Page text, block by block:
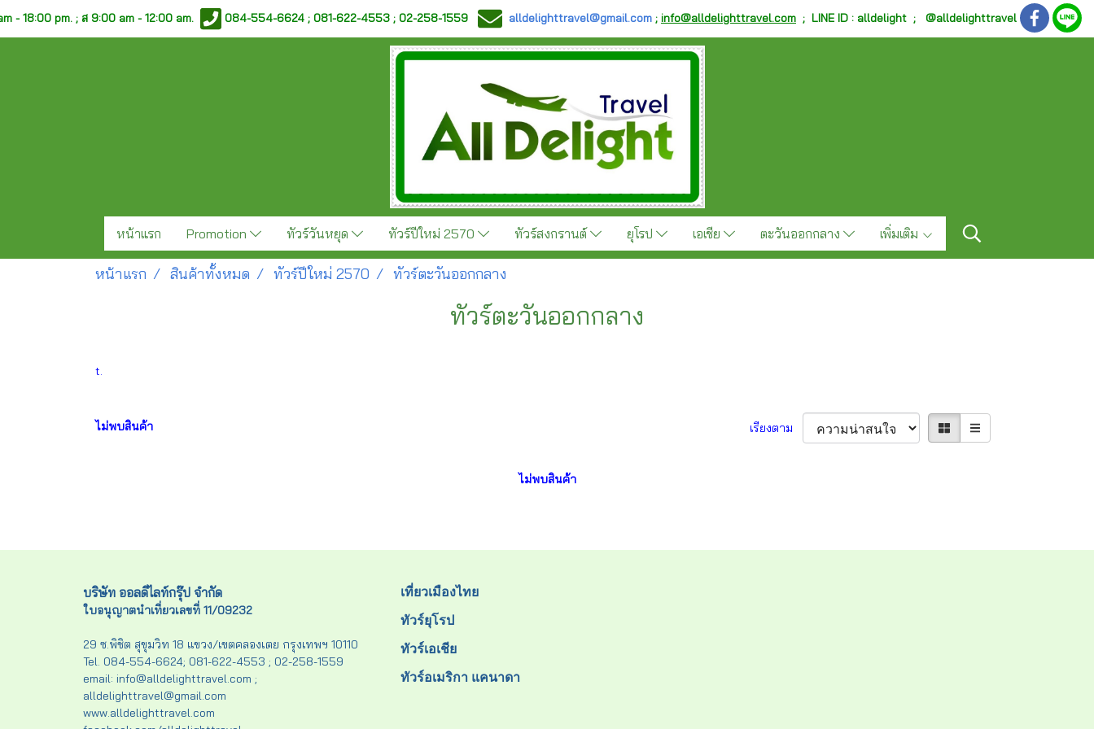
- 18:00 pm. ;ส 9:00 am - 12:00 am. 084-554-6624 ; 081-622-4553 ; 02-258-1559 alldelighttravel@gmail.com ; info@alldelighttravel.com ; LINE ID : alldelight ; @alldelighttravel
หน้าแรก Promotion ทัวร์วันหยุด ทัวร์ปีใหม่ 2570 ทัวร์สงกรานต์ ยุโรป เอเชีย ตะวันออกกลาง เพิ่มเติม
หน้าแรก สินค้าทั้งหมด ทัวร์ปีใหม่ 2570 ทัวร์ตะวันออกกลาง
ทัวร์ตะวันออกกลาง
t.
ไม่พบสินค้า เรียงตาม
ไม่พบสินค้า
บริษัท ออลดีไลท์กรุ๊ป จำกัด
ใบอนุญาตนำเที่ยวเลขที่ 11/09232
29 ซ.พิชิต สุขุมวิท 18 แขวง/เขตคลองเตย กรุงเทพฯ 10110
Tel. 084-554-6624; 081-622-4553 ; 02-258-1559
email: info@alldelighttravel.com ;
alldelighttravel@gmail.com
www.alldelighttravel.com
เที่ยวเมืองไทย
ทัวร์ยุโรป
ทัวร์เอเชีย
ทัวร์อเมริกา แคนาดา